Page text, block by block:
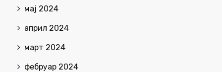
мај 2024
април 2024
март 2024
фебруар 2024